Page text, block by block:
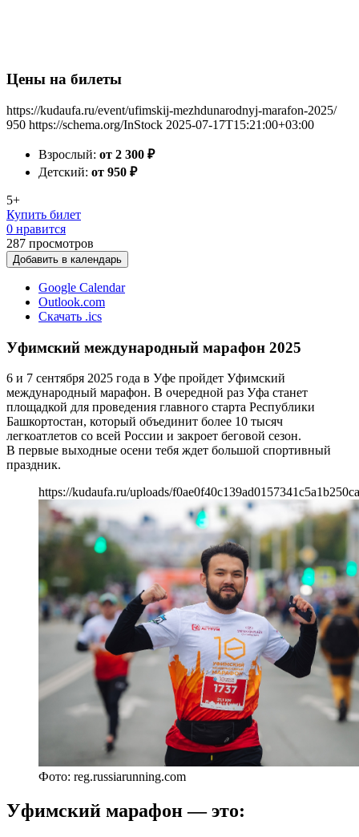
Цены на билеты
https://kudaufa.ru/event/ufimskij-mezhdunarodnyj-marafon-2025/
950 https://schema.org/InStock 2025-07-17T15:21:00+03:00
Взрослый: от 2 300 ₽
Детский: от 950 ₽
5+
Купить билет
0 нравится
287 просмотров
Добавить в календарь
Google Calendar
Outlook.com
Скачать .ics
Уфимский международный марафон 2025
6 и 7 сентября 2025 года в Уфе пройдет Уфимский
международный марафон. В очередной раз Уфа станет
площадкой для проведения главного старта Республики
Башкортостан, который объединит более 10 тысяч
легкоатлетов со всей России и закроет беговой сезон.
В первые выходные осени тебя ждет большой спортивный
праздник.
https://kudaufa.ru/uploads/
Фото: reg.russiarunning.com
Уфимский марафон — это: